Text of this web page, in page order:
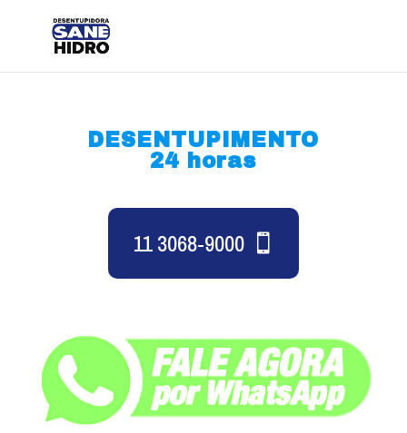
DESENTUPIMENTO
24 horas
11 3068-9000